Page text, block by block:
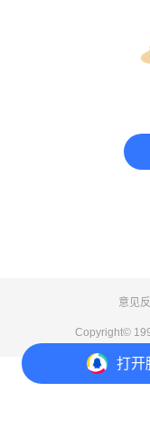
打开
意见
Copyright©